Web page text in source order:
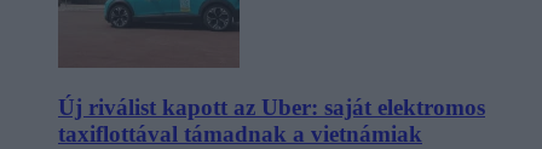
Új riválist kapott az Uber: saját elektromos
taxiflottával támadnak a vietnámiak